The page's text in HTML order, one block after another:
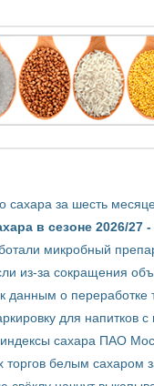
сахара за шесть
в сезоне 2026/
микробный
из-за сокращения
данным о переработке
для напитков
сахара ПАО
торгов белым сахаром